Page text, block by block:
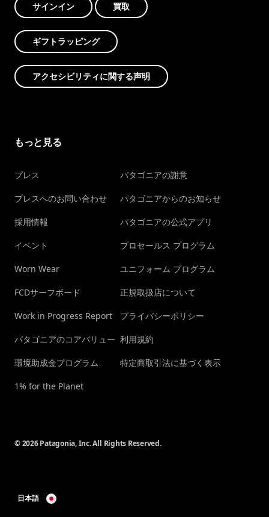
サインイン 買取
ギフトラッピング
アクセシビリティに関する声明
もっと見る
プレス
プレスへのお問い合わせ
採用情報
イベント
Worn Wear
FCDサーフボード
Work in Progress Report
パタゴニアのコアバリュー
環境助成金プログラム
1% for the Planet
パタゴニアの謝意
パタゴニアからのお知らせ
パタゴニアの公式アプリ
プロセールス プログラム
ユニフォーム プログラム
正規取扱店について
プライバシーポリシー
利用規約
特定商取引法に基づく表示
© 2026 Patagonia, Inc. All Rights Reserved.
日本語